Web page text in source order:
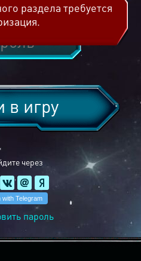
через
в игру
пароль
раздела требуется